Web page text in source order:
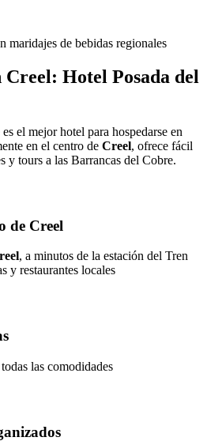
maridajes de bebidas regionales
Hotel Posada del
es el mejor hotel para hospedarse en
en el centro de Creel, ofrece fácil
y tours a las Barrancas del Cobre.
de Creel
, a minutos de la estación del Tren
y restaurantes locales
las comodidades